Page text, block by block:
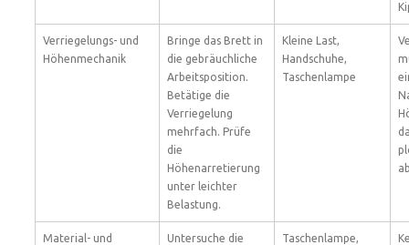
Verriegelungs- und
Höhenmechanik
Bringe das Brett in
die gebräuchliche
Arbeitsposition.
Betätige die
Verriegelung
mehrfach. Prüfe
die
Höhenarretierung
unter leichter
Belastung.
Kleine Last,
Handschuhe,
Taschenlampe
Material- und
Untersuche die
Taschenlampe,